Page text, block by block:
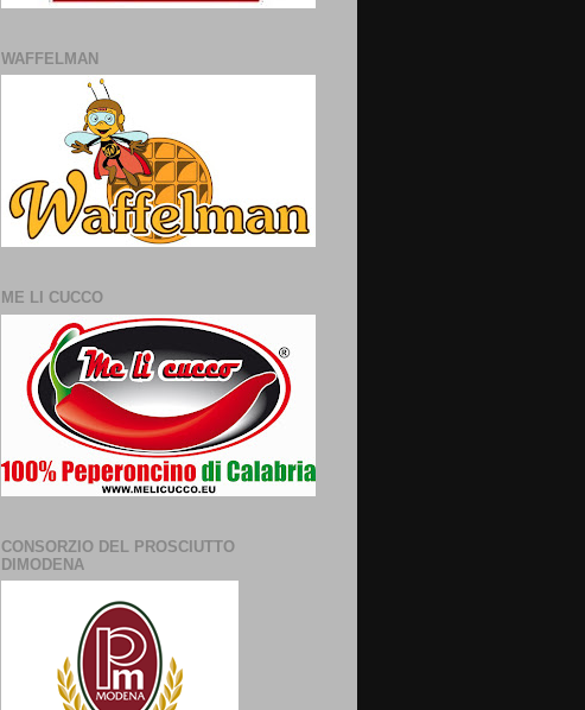
WAFFELMAN
ME LI CUCCO
CONSORZIO DEL PROSCIUTTO
DIMODENA